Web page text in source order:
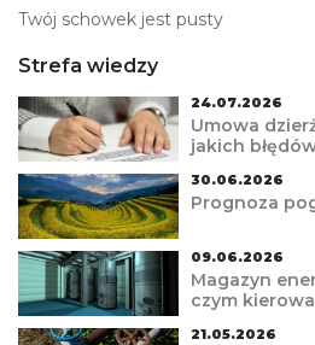
Twój schowek jest pusty
Strefa wiedzy
24.07.2026
Umowa
jakich
30.06.2026
Prognoza
09.06.2026
Magazyn
czym
21.05.2026